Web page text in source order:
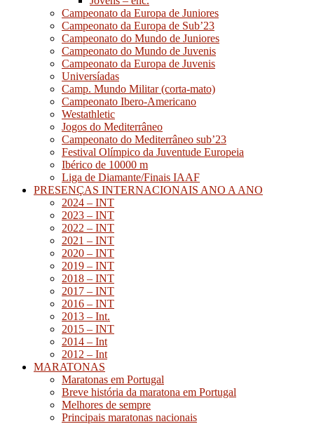
Campeonato da Europa de Juniores
Campeonato da Europa de Sub’23
Campeonato do Mundo de Juniores
Campeonato do Mundo de Juvenis
Campeonato da Europa de Juvenis
Universíadas
Camp. Mundo Militar (corta-mato)
Campeonato Ibero-Americano
Westathletic
Jogos do Mediterrâneo
Campeonato do Mediterrâneo sub’23
Festival Olímpico da Juventude Europeia
Ibérico de 10000 m
Liga de Diamante/Finais IAAF
PRESENÇAS INTERNACIONAIS ANO A ANO
2024 – INT
2023 – INT
2022 – INT
2021 – INT
2020 – INT
2019 – INT
2018 – INT
2017 – INT
2016 – INT
2013 – Int.
2015 – INT
2014 – Int
2012 – Int
MARATONAS
Maratonas em Portugal
Breve história da maratona em Portugal
Melhores de sempre
Principais maratonas nacionais